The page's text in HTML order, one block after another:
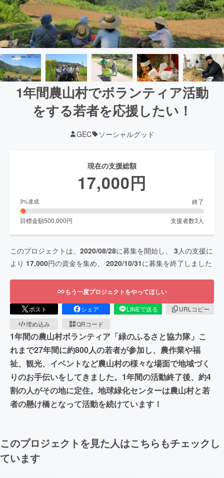
1年間農山村でボランティア活動
をする若者を応援したい！
GEC ソーシャルグッド
現在の支援総額
17,000円
3%達成 終了
目標金額500,000円 支援者数3 人
このプロジェクトは、 2020/08/28に募集を開始し、 3 人の支援に
より 17,000円の資金を集め、 2020/10/31に募集を終了しました
もう一度プロジェクトをやってほしい
ポスト シェア LINEで送る
URLコピー
埋め込み
QRコード
1年間の農山村ボランティア「緑のふるさと協力隊」こ
れまで27年間に約800人の若者が参加し、農作業や福
祉、観光、イベントなど農山村の様々な場面で地域づく
りのお手伝いをしてきました。1年間の活動終了後、約4
割の人がその地に定住。地球緑化センターは農山村と若
者の懸け橋となって活動を続けています！
このプロジェクトを見た人はこちらもチェックし
ています